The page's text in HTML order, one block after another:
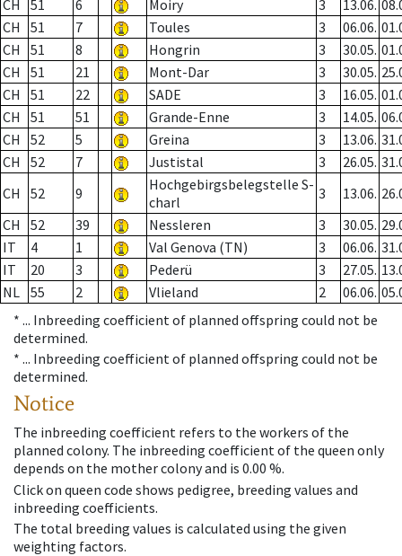
CH 51 6 Moiry 3 13.06.
CH
51 7 Toules 3 06.06.
CH
51 8 Hongrin 3 30.05.
CH
51 21 Mont-Dar 3 30.05.
CH
51 22 SADE 3 16.05.
CH
51 51 Grande-Enne 3 14.05.
CH
52 5 Greina 3 13.06.
CH
52 7 Justistal 3 26.05.
CH
52 9
Hochgebirgsbelegstelle S-
charl
3 13.06.
CH
52 39 Nessleren 3 30.05.
IT
4 1 Val Genova (TN) 3 06.06.
IT
20 3 Pederü 3 27.05.
NL 55 2 Vlieland 2 06.06.
* ... Inbreeding coefficient of planned offspring could not be
determined.
* ... Inbreeding coefficient of planned offspring could not be
determined.
Notice
The inbreeding coefficient refers to the workers of the
planned colony. The inbreeding coefficient of the queen only
depends on the mother colony and is 0.00 %.
Click on queen code shows pedigree, breeding values and
inbreeding coefficients.
The total breeding values is calculated using the given
weighting factors.